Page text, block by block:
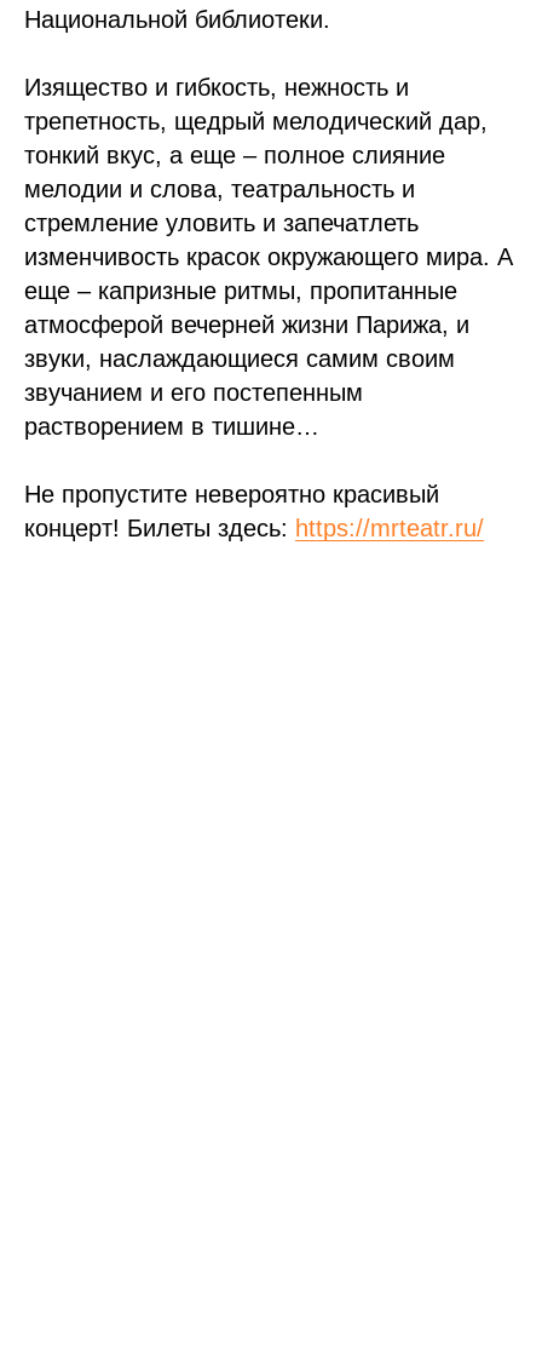
Национальной библиотеки.
Изящество и гибкость, нежность и
трепетность, щедрый мелодический дар,
тонкий вкус, а еще – полное слияние
мелодии и слова, театральность и
стремление уловить и запечатлеть
изменчивость красок окружающего мира. А
еще – капризные ритмы, пропитанные
атмосферой вечерней жизни Парижа, и
звуки, наслаждающиеся самим своим
звучанием и его постепенным
растворением в тишине…
Не пропустите невероятно красивый
концерт! Билеты здесь: https://mrteatr.ru/